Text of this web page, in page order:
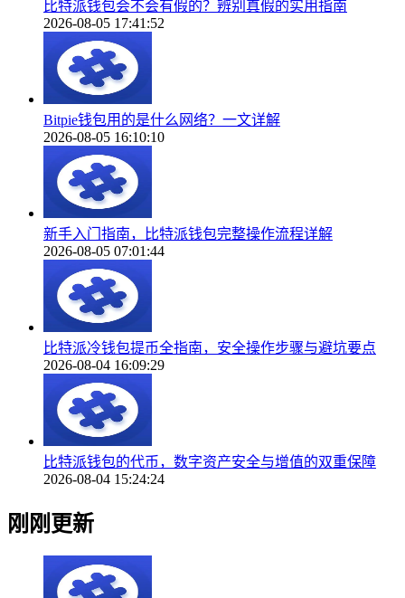
比特派钱包会不会有假的？辨别真假的实用指南
2026-08-05 17:41:52
Bitpie钱包用的是什么网络？一文详解
2026-08-05 16:10:10
新手入门指南，比特派钱包完整操作流程详解
2026-08-05 07:01:44
比特派冷钱包提币全指南，安全操作步骤与避坑要点
2026-08-04 16:09:29
比特派钱包的代币，数字资产安全与增值的双重保障
2026-08-04 15:24:24
刚刚更新